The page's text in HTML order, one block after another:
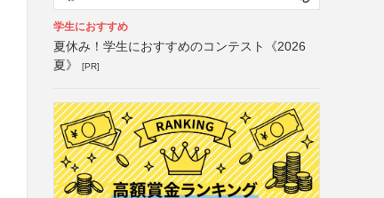
学生におすすめ
夏休み！学生におすすめのコンテスト《2026
夏》
[PR]